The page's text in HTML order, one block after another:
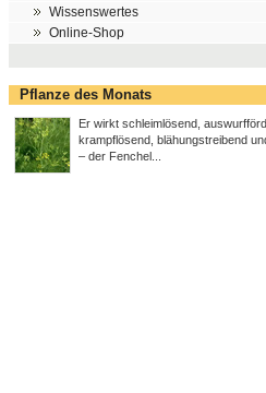
Wissenswertes
Online-Shop
Pflanze des Monats
Er wirkt schleimlösend,
krampflösend, blähungstreibend
– der Fenchel...